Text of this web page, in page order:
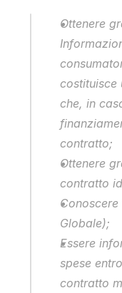
Ottenere
costituisce
che, in
contratto;
Ottenere
contratto
Conoscere
Globale);
Essere
spese
contratto